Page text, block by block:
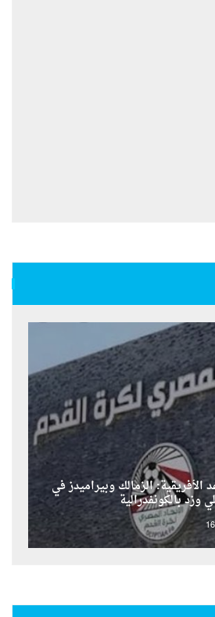
الزمالك وبيراميدز في
وزد بالكونفدرالية